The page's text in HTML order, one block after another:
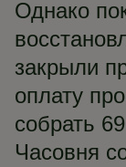
Однако
закрыли
оплату
собрать
Часовня